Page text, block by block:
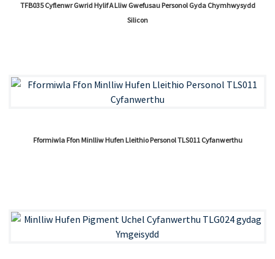
TFB035 Cyflenwr Gwrid Hylif A Lliw Gwefusau Personol Gyda Chymhwysydd
Silicon
Fformiwla Ffon Minlliw Hufen Lleithio Personol TLS011 Cyfanwerthu